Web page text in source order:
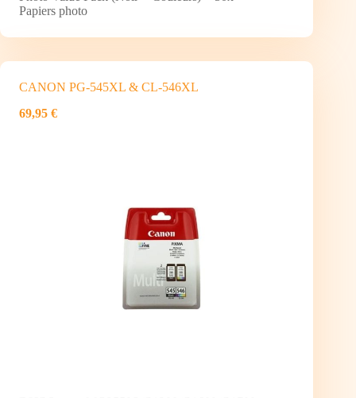
Papiers photo
CANON PG-545XL & CL-546XL
69,95 €